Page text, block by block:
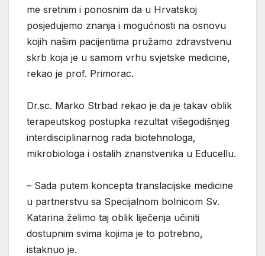
me sretnim i ponosnim da u Hrvatskoj
posjedujemo znanja i mogućnosti na osnovu
kojih našim pacijentima pružamo zdravstvenu
skrb koja je u samom vrhu svjetske medicine,
rekao je prof. Primorac.
Dr.sc. Marko Strbad rekao je da je takav oblik
terapeutskog postupka rezultat višegodišnjeg
interdisciplinarnog rada biotehnologa,
mikrobiologa i ostalih znanstvenika u Educellu.
– Sada putem koncepta translacijske medicine
u partnerstvu sa Specijalnom bolnicom Sv.
Katarina želimo taj oblik liječenja učiniti
dostupnim svima kojima je to potrebno,
istaknuo je.